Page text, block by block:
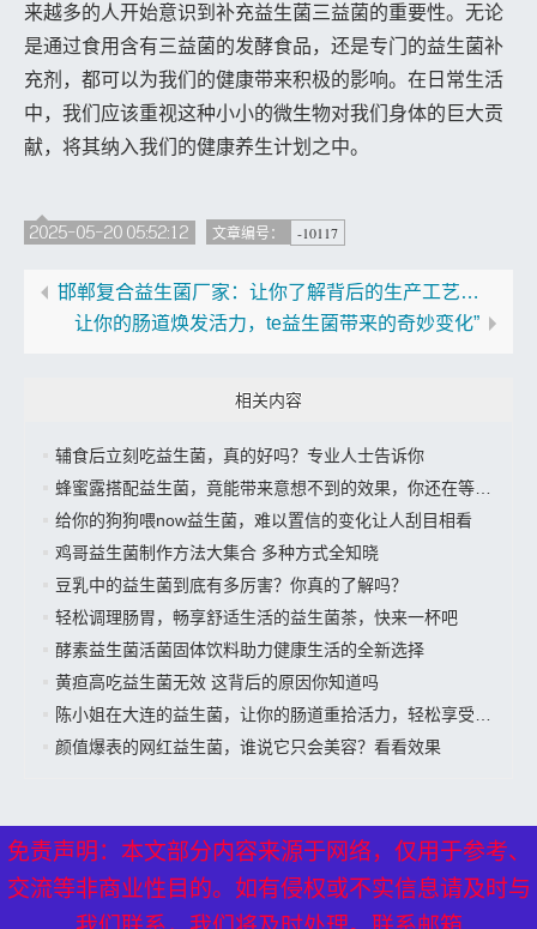
来越多的人开始意识到补充益生菌三益菌的重要性。无论
是通过食用含有三益菌的发酵食品，还是专门的益生菌补
充剂，都可以为我们的健康带来积极的影响。在日常生活
中，我们应该重视这种小小的微生物对我们身体的巨大贡
献，将其纳入我们的健康养生计划之中。
2025-05-20 05:52:12 文章编号： -10117
邯郸复合益生菌厂家：让你了解背后的生产工艺与品质保障
让你的肠道焕发活力，te益生菌带来的奇妙变化”
相关内容
辅食后立刻吃益生菌，真的好吗？专业人士告诉你
蜂蜜露搭配益生菌，竟能带来意想不到的效果，你还在等什么？
给你的狗狗喂now益生菌，难以置信的变化让人刮目相看
鸡哥益生菌制作方法大集合 多种方式全知晓
豆乳中的益生菌到底有多厉害？你真的了解吗？
轻松调理肠胃，畅享舒适生活的益生菌茶，快来一杯吧
酵素益生菌活菌固体饮料助力健康生活的全新选择
黄疸高吃益生菌无效 这背后的原因你知道吗
陈小姐在大连的益生菌，让你的肠道重拾活力，轻松享受美好生活”
颜值爆表的网红益生菌，谁说它只会美容？看看效果
免责声明：本文部分内容来源于网络，仅用于参考、
交流等非商业性目的。如有侵权或不实信息请及时与
XML地图---网站地图----热点关注 ---备案号： 京ICP备17024281
免责声明：本文部分内容来源于网络，仅用于参考、
交流等非商业性目的。如有侵权或不实信息请及时与